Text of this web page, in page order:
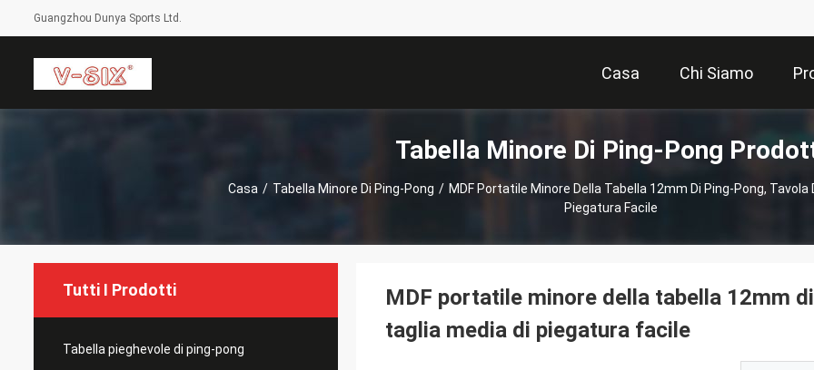
Guangzhou Dunya Sports Ltd.
Casa Chi Siamo
Tabella Minore Di Ping-Pong
Casa / Tabella Minore Di Ping-Pong / MDF Portatile Minore Della Tabella 12mm Di Ping-Pong, Tavola
Piegatura Facile
Tutti I Prodotti
Tabella pieghevole di ping-pong
MDF portatile minore della tabella 12mm
taglia media di piegatura facile